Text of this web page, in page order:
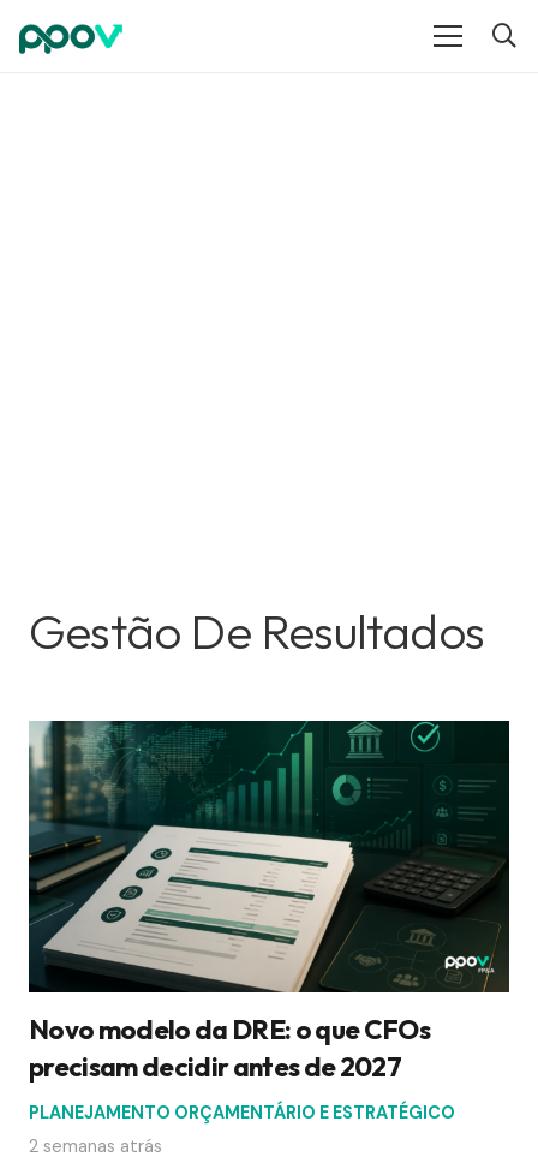
Gestão De Resultados
Novo modelo da DRE: o que CFOs
precisam decidir antes de 2027
PLANEJAMENTO ORÇAMENTÁRIO E ESTRATÉGICO
2 semanas atrás